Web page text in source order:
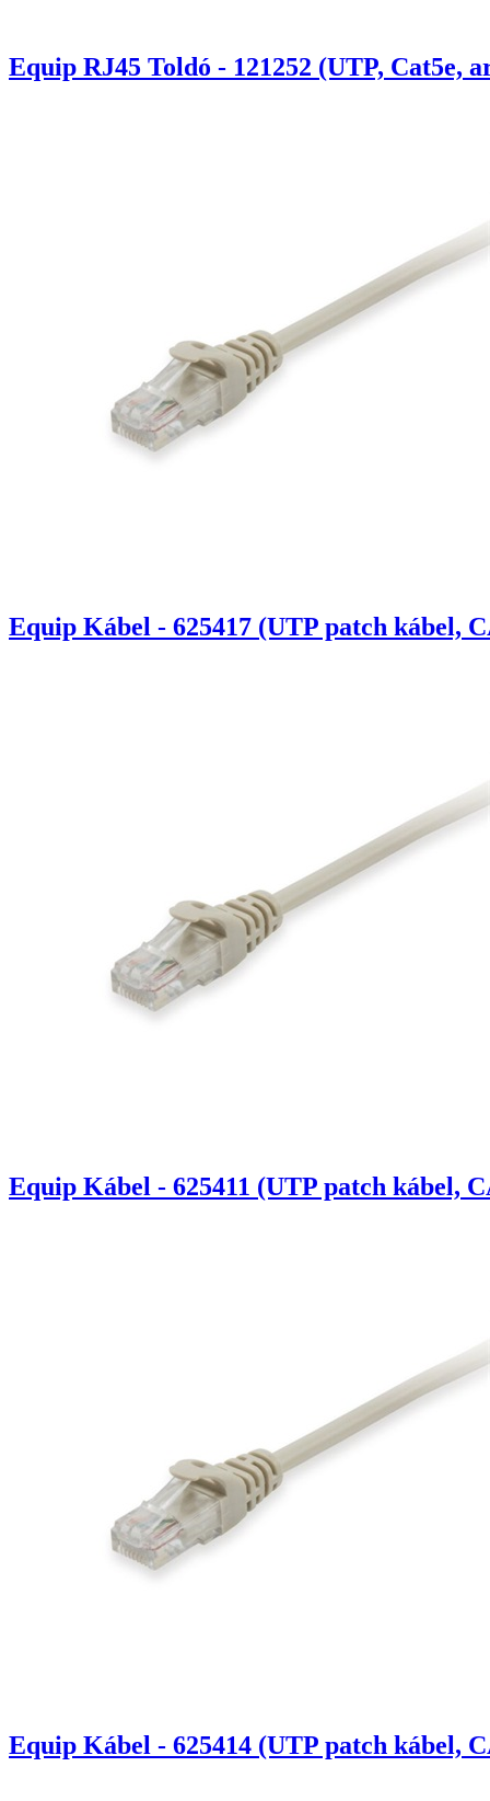
Equip RJ45 Toldó - 121252 (UTP, Cat5e,
Equip Kábel - 625417 (UTP patch kábel,
Equip Kábel - 625411 (UTP patch kábel,
Equip Kábel - 625414 (UTP patch kábel,